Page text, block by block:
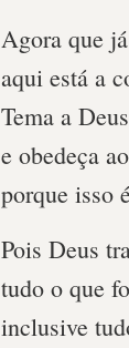
Agora que
aqui está a
Tema a Deus
e obedeça
porque isso
Pois Deus
tudo o que
inclusive